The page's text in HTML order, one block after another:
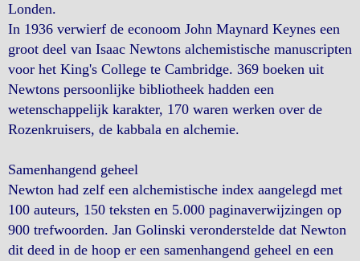
Londen.
In 1936 verwierf de econoom John Maynard Keynes een
groot deel van Isaac Newtons alchemistische manuscripten
voor het King's College te Cambridge. 369 boeken uit
Newtons persoonlijke bibliotheek hadden een
wetenschappelijk karakter, 170 waren werken over de
Rozenkruisers, de kabbala en alchemie.
Samenhangend geheel
Newton had zelf een alchemistische index aangelegd met
100 auteurs, 150 teksten en 5.000 paginaverwijzingen op
900 trefwoorden. Jan Golinski veronderstelde dat Newton
dit deed in de hoop er een samenhangend geheel en een